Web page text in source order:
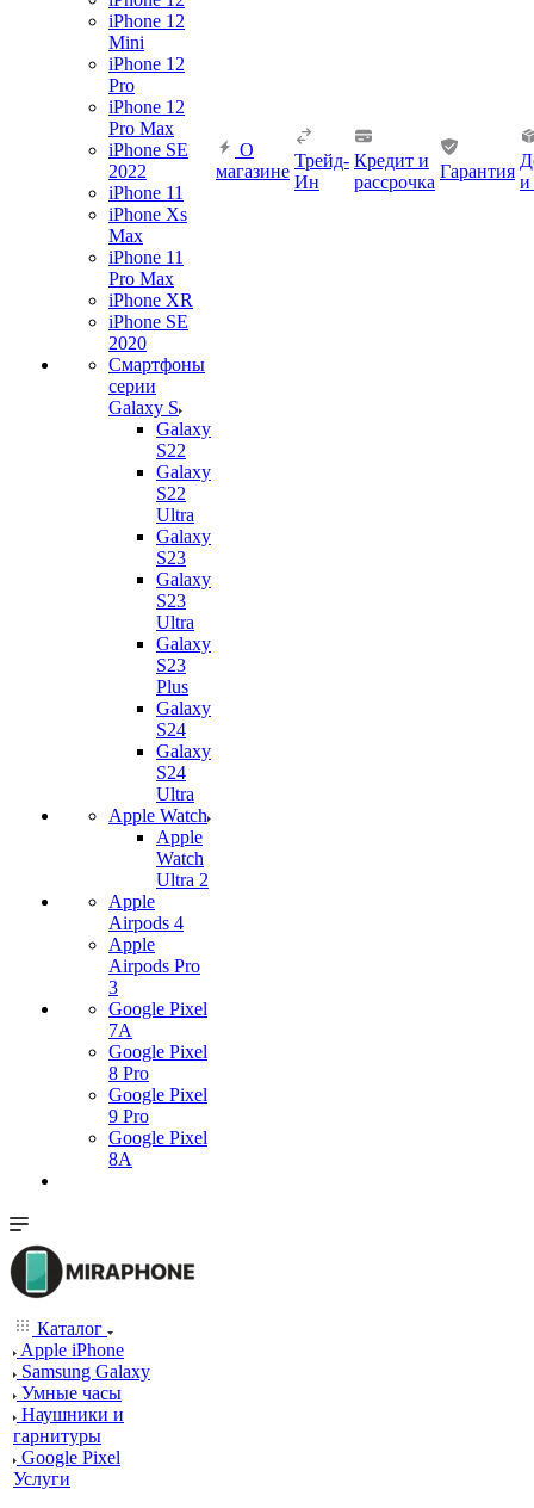
iPhone 12
Mini
iPhone 12
Pro
iPhone 12
Pro Max
iPhone SE
2022
iPhone 11
iPhone Xs
Max
iPhone 11
Pro Max
iPhone XR
iPhone SE
2020
Смартфоны
серии
Galaxy S
Galaxy
S22
Galaxy
S22
Ultra
Galaxy
S23
Galaxy
S23
Ultra
Galaxy
S23
Plus
Galaxy
S24
Galaxy
S24
Ultra
Apple Watch
Apple
Watch
Ultra 2
Apple
Airpods 4
Apple
Airpods Pro
3
Google Pixel
7А
Google Pixel
8 Pro
Google Pixel
9 Pro
Google Pixel
8A
О
магазине
Трейд-
Ин
Кредит и
рассрочка
Гарантия
и
Каталог
Apple iPhone
Samsung Galaxy
Умные часы
Наушники и
гарнитуры
Google Pixel
Услуги